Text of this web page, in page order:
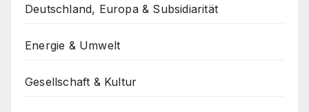
Deutschland, Europa & Subsidiarität
Energie & Umwelt
Gesellschaft & Kultur